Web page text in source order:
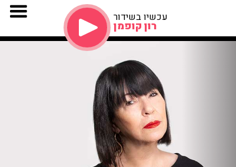
עכשיו בשידור
רון קופמן